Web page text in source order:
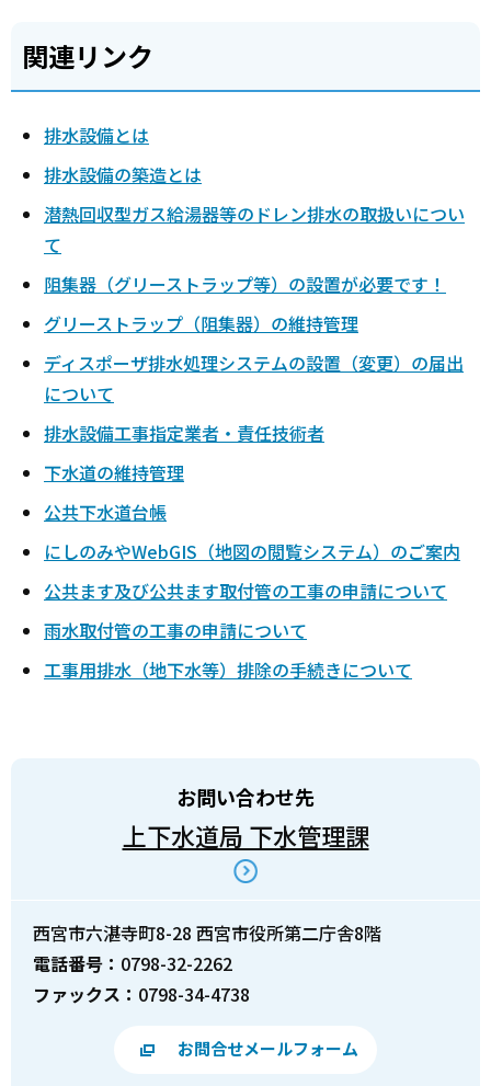
関連リンク
排水設備とは
排水設備の築造とは
潜熱回収型ガス給湯器等のドレン排水の取扱いについ
て
阻集器（グリーストラップ等）の設置が必要です！
グリーストラップ（阻集器）の維持管理
ディスポーザ排水処理システムの設置（変更）の届出
について
排水設備工事指定業者・責任技術者
下水道の維持管理
公共下水道台帳
にしのみやWebGIS（地図の閲覧システム）のご案内
公共ます及び公共ます取付管の工事の申請について
雨水取付管の工事の申請について
工事用排水（地下水等）排除の手続きについて
お問い合わせ先
上下水道局 下水管理課
西宮市六湛寺町8-28 西宮市役所第二庁舎8階
電話番号： 0798-32-2262
ファックス： 0798-34-4738
お問合せメールフォーム